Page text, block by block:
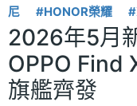
尼
#HONOR榮耀
2026年5月
OPPO Find
旗艦齊發